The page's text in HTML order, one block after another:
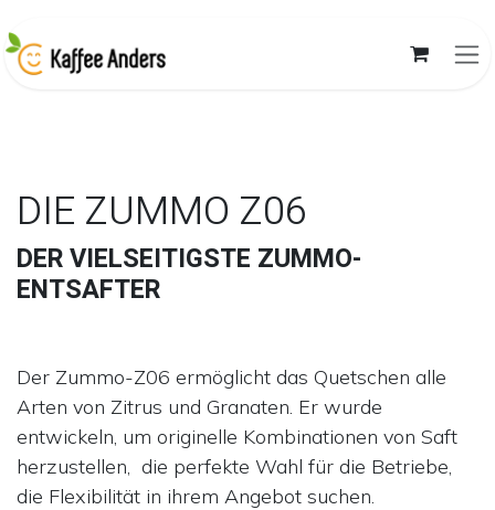
DIE ZUMMO Z06
DER VIELSEITIGSTE ZUMMO-
ENTSAFTER
Der Zummo-Z06 ermöglicht das Quetschen alle
Arten von Zitrus und Granaten. Er wurde
entwickeln, um originelle Kombinationen von Saft
herzustellen, die perfekte Wahl für die Betriebe,
die Flexibilität in ihrem Angebot suchen.